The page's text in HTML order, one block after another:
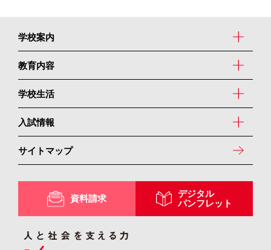
資料請求
デジタル
パンフレット
学校案内
教育内容
学校生活
入試情報
サイトマップ